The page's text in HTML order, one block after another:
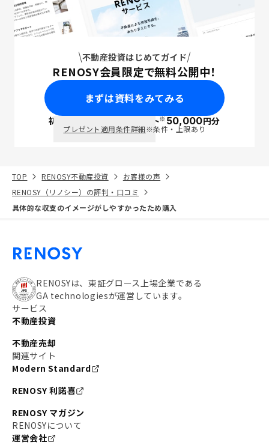
不動産投資はじめてガイド
RENOSY会員限定で無料公開中！
まずは資料をみてみる
初回面談で ポイント※50,000円分
プレゼント適用条件詳細※条件・上限あり
TOP RENOSY不動産投資
お客様の声
RENOSY（リノシー）の評判・口コミ
具体的な収支のイメージがしやすかったため購入
RENOSYは、東証グロース上場企業である
GA technologiesが運営しています。
サービス
不動産投資
不動産売却
関連サイト
Modern Standard
RENOSY 利諾喜
RENOSY マガジン
RENOSYについて
運営会社